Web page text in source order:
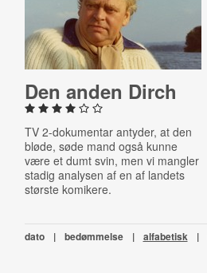
Den anden Dirch
TV 2-dokumentar antyder, at den
bløde, søde mand også kunne
være et dumt svin, men vi mangler
stadig analysen af en af landets
største komikere.
dato | bedømmelse | alfabetisk |